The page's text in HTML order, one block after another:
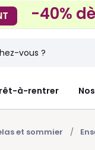
-40%
à-rentrer
et sommier